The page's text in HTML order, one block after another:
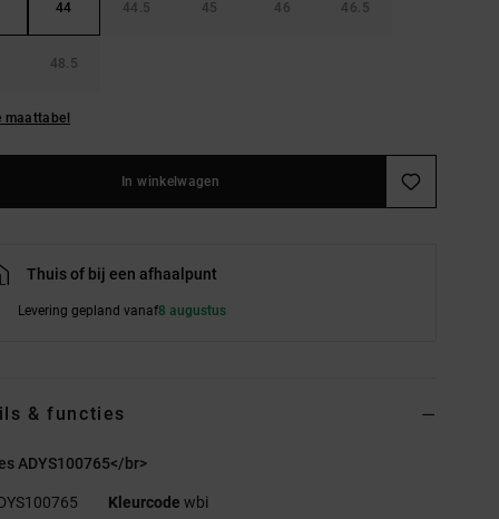
44 44.5 45 46 46.5
48.5
maattabel
In winkelwagen
Thuis of bij een afhaalpunt
Levering gepland vanaf8 augustus
& functies
ADYS100765</br>
Kleurcode wbi